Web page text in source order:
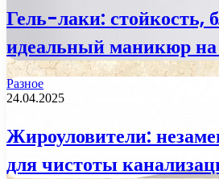
Гель-лаки: стойкость,
идеальный маникюр на
Разное
24.04.2025
Жироуловители:
для чистоты